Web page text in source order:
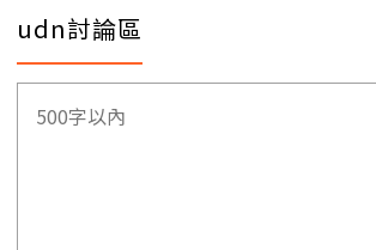
udn討論區